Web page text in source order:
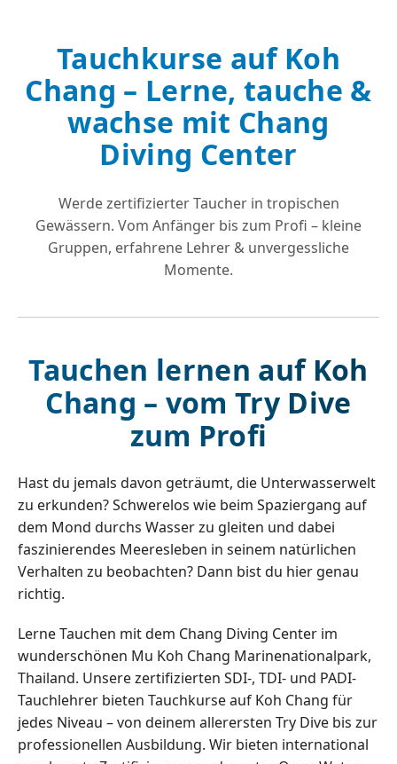
Tauchkurse auf Koh
Chang – Lerne, tauche &
wachse mit Chang
Diving Center
Werde zertifizierter Taucher in tropischen
Gewässern. Vom Anfänger bis zum Profi – kleine
Gruppen, erfahrene Lehrer & unvergessliche
Momente.
Tauchen lernen auf Koh
Chang – vom Try Dive
zum Profi
Hast du jemals davon geträumt, die Unterwasserwelt
zu erkunden? Schwerelos wie beim Spaziergang auf
dem Mond durchs Wasser zu gleiten und dabei
faszinierendes Meeresleben in seinem natürlichen
Verhalten zu beobachten? Dann bist du hier genau
richtig.
Lerne Tauchen mit dem Chang Diving Center im
wunderschönen Mu Koh Chang Marinenationalpark,
Thailand. Unsere zertifizierten SDI-, TDI- und PADI-
Tauchlehrer bieten Tauchkurse auf Koh Chang für
jedes Niveau – von deinem allerersten Try Dive bis zur
professionellen Ausbildung. Wir bieten international